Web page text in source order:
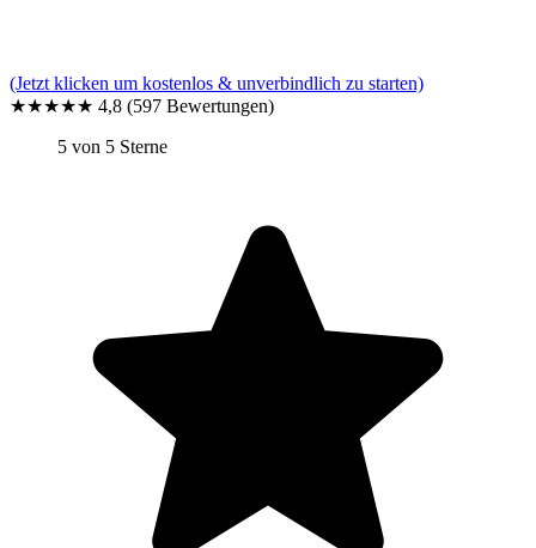
(Jetzt klicken um kostenlos & unverbindlich zu starten)
★★★★★ 4,8 (597 Bewertungen)
5 von 5 Sterne